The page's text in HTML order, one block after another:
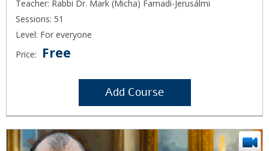
Teacher: Rabbi Dr. Mark (Micha) Farnadi-Jerusálmi
Sessions: 51
Level: For everyone
Price:
Free
Add Course